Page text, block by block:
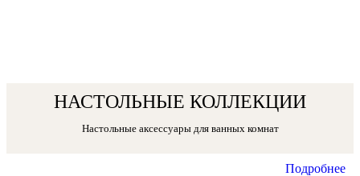
НАСТОЛЬНЫЕ КОЛЛЕКЦИИ
Настольные аксессуары для ванных комнат
Подробнее